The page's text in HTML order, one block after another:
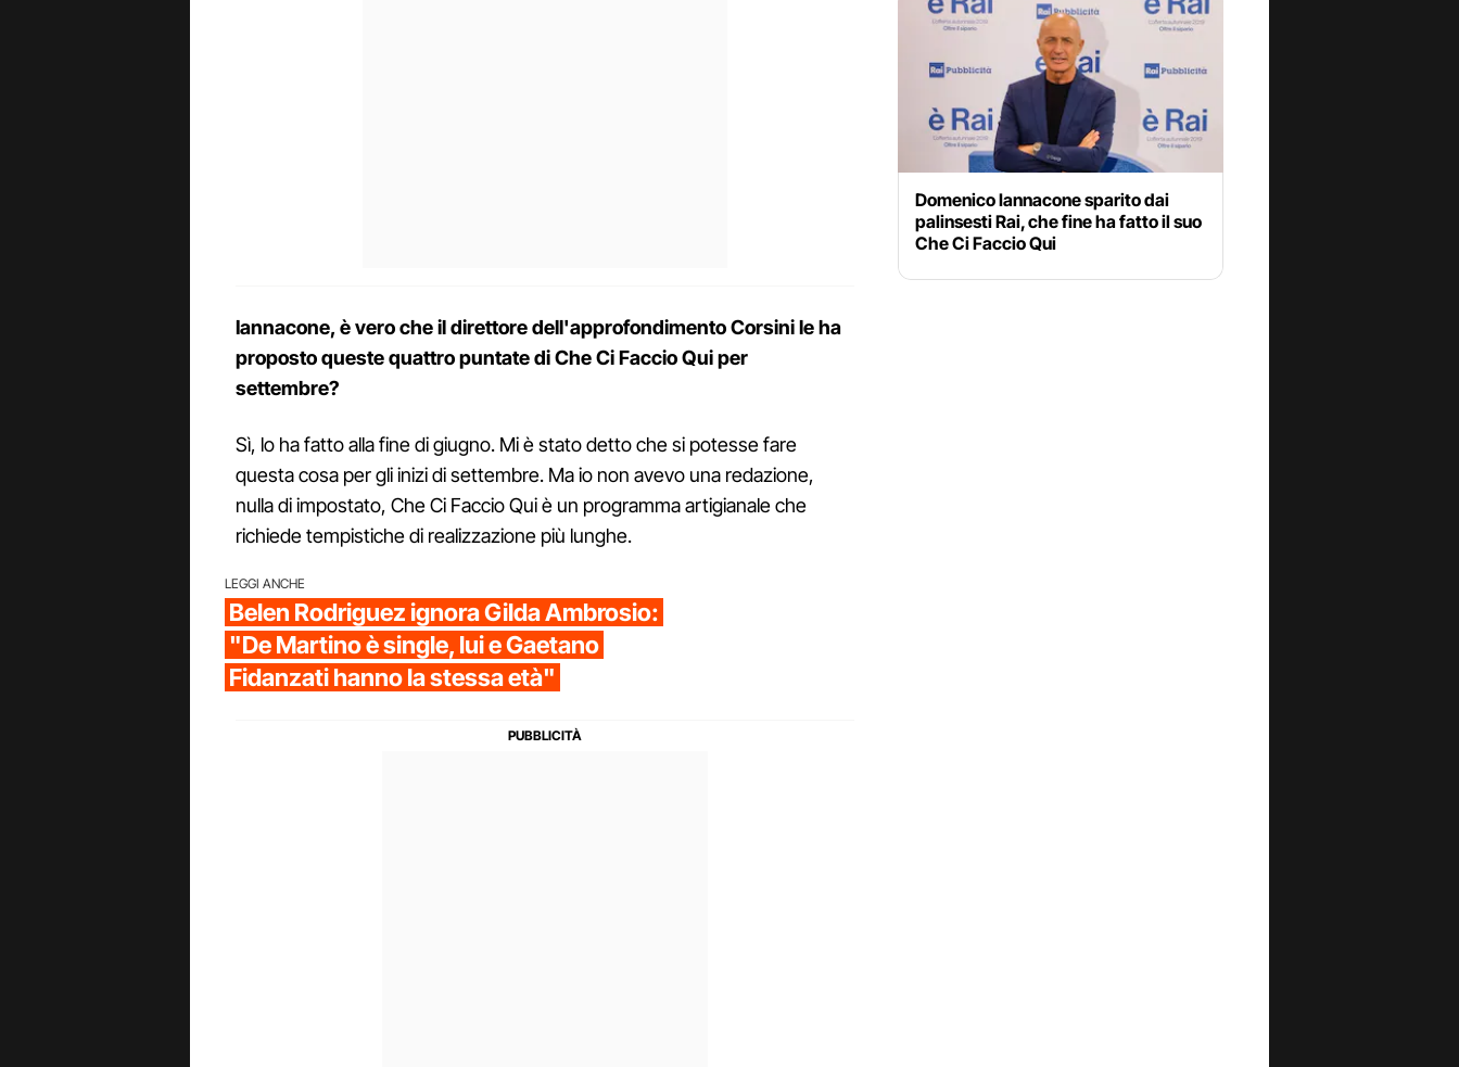
Iannacone, è vero che il direttore dell'approfondimento Corsini le ha
proposto queste quattro puntate di Che Ci Faccio Qui per
settembre?
Sì, lo ha fatto alla fine di giugno. Mi è stato detto che si potesse fare
questa cosa per gli inizi di settembre. Ma io non avevo una redazione,
nulla di impostato, Che Ci Faccio Qui è un programma artigianale che
richiede tempistiche di realizzazione più lunghe.
LEGGI ANCHE
Belen Rodriguez ignora Gilda Ambrosio:
"De Martino è single, lui e Gaetano
Fidanzati hanno la stessa età"
Domenico Iannacone sparito dai
palinsesti Rai, che fine ha fatto il suo
Che Ci Faccio Qui